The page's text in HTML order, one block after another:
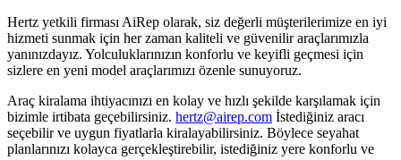
Hertz yetkili firması AiRep olarak, siz değerli müşterilerimize en iyi
hizmeti sunmak için her zaman kaliteli ve güvenilir araçlarımızla
yanınızdayız. Yolculuklarınızın konforlu ve keyifli geçmesi için
sizlere en yeni model araçlarımızı özenle sunuyoruz.
Araç kiralama ihtiyacınızı en kolay ve hızlı şekilde karşılamak için
bizimle irtibata geçebilirsiniz. hertz@airep.com İstediğiniz aracı
seçebilir ve uygun fiyatlarla kiralayabilirsiniz. Böylece seyahat
planlarınızı kolayca gerçekleştirebilir, istediğiniz yere konforlu ve